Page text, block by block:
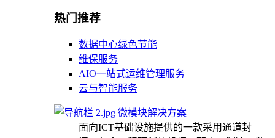
热门推荐
数据中心绿色节能
维保服务
AIO一站式运维管理服务
云与智能服务
微模块解决方案
面向ICT基础设施提供的一款采用通道封